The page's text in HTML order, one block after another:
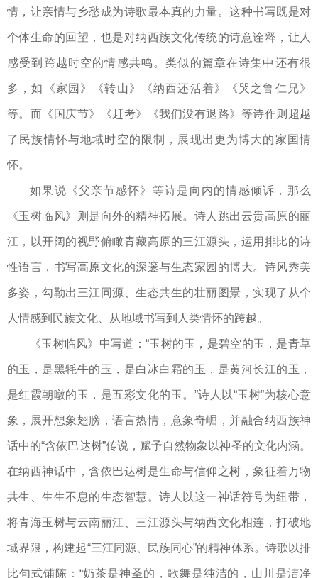
情，让亲情与乡愁成为诗歌最本真的力量。这种书写既是对
个体生命的回望，也是对纳西族文化传统的诗意诠释，让人
感受到跨越时空的情感共鸣。类似的篇章在诗集中还有很
多，如《家园》《转山》《纳西还活着》《哭之鲁仁兄》
等。而《国庆节》《赶考》《我们没有退路》等诗作则超越
了民族情怀与地域时空的限制，展现出更为博大的家国情
怀。
如果说《父亲节感怀》等诗是向内的情感倾诉，那么
《玉树临风》则是向外的精神拓展。诗人跳出云贵高原的丽
江，以开阔的视野俯瞰青藏高原的三江源头，运用排比的诗
性语言，书写高原文化的深邃与生态家园的博大。诗风秀美
多姿，勾勒出三江同源、生态共生的壮丽图景，实现了从个
人情感到民族文化、从地域书写到人类情怀的跨越。
《玉树临风》中写道：“玉树的玉，是碧空的玉，是青草
的玉，是黑牦牛的玉，是白冰白霜的玉，是黄河长江的玉，
是红霞朝暾的玉，是五彩文化的玉。”诗人以“玉树”为核心意
象，展开想象翅膀，语言热情，意象奇崛，并融合纳西族神
话中的“含依巴达树”传说，赋予自然物象以神圣的文化内涵。
在纳西神话中，含依巴达树是生命与信仰之树，象征着万物
共生、生生不息的生态智慧。诗人以这一神话符号为纽带，
将青海玉树与云南丽江、三江源头与纳西文化相连，打破地
域界限，构建起“三江同源、民族同心”的精神体系。诗歌以排
比句式铺陈：“奶茶是神圣的，歌舞是纯洁的，山川是洁净